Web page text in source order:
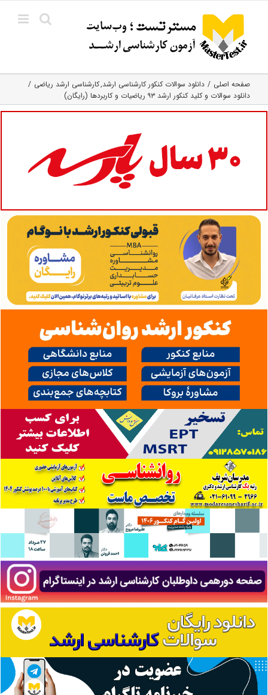
content
صفحه اصلی دانلود سوالات کنکور کارشناسی ارشد کارشناسی ارشد ریاضی
دانلود سوالات و کلید کنکور ارشد ۹۳ ریاضیات و کاربردها (رایگان)